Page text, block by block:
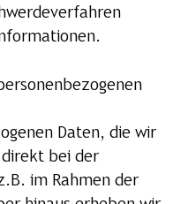
Daten, die wir
bei der
im Rahmen der